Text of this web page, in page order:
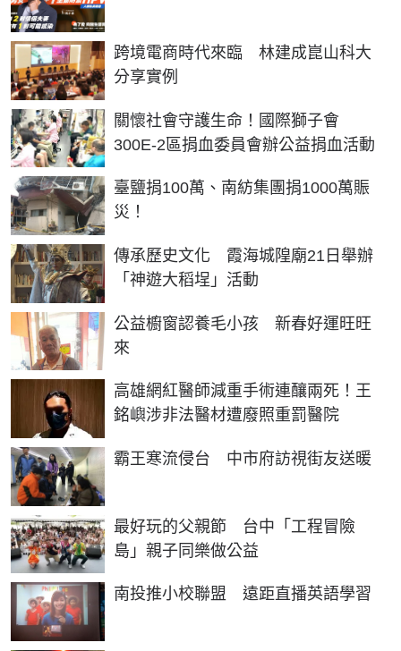
跨境電商時代來臨 林建成崑山科大
分享實例
關懷社會守護生命！國際獅子會
300E-2區捐血委員會辦公益捐血活動
臺鹽捐100萬、南紡集團捐1000萬賑
災！
傳承歷史文化 霞海城隍廟21日舉辦
「神遊大稻埕」活動
公益櫥窗認養毛小孩 新春好運旺旺
來
高雄網紅醫師減重手術連釀兩死！王
銘嶼涉非法醫材遭廢照重罰醫院
霸王寒流侵台 中市府訪視街友送暖
最好玩的父親節 台中「工程冒險
島」親子同樂做公益
南投推小校聯盟 遠距直播英語學習